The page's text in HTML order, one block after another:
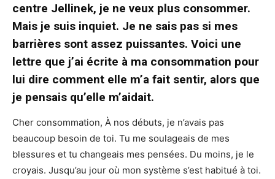
centre Jellinek, je ne veux plus consommer.
Mais je suis inquiet. Je ne sais pas si mes
barrières sont assez puissantes. Voici une
lettre que j’ai écrite à ma consommation pour
lui dire comment elle m’a fait sentir, alors que
je pensais qu’elle m’aidait.
Cher consommation, À nos débuts, je n’avais pas
beaucoup besoin de toi. Tu me soulageais de mes
blessures et tu changeais mes pensées. Du moins, je le
croyais. Jusqu’au jour où mon système s’est habitué à toi.